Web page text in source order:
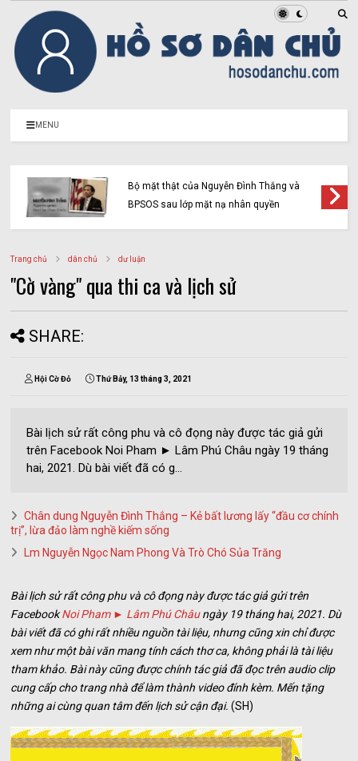
MENU
Bộ mặt thật của Nguyễn Đình Thắng và
BPSOS sau lớp mặt nạ nhân quyền
Trang chủ dân chủ dư luận
"Cờ vàng" qua thi ca và lịch sử
SHARE:
Hội Cờ Đỏ Thứ Bảy, 13 tháng 3, 2021
Bài lịch sử rất công phu và cô đọng này được tác giả gửi
trên Facebook Noi Pham ► Lâm Phú Châu ngày 19 tháng
hai, 2021. Dù bài viết đã có g...
Chân dung Nguyễn Đình Thắng – Kẻ bất lương lấy “đầu cơ chính
trị”, lừa đảo làm nghề kiếm sống
Lm Nguyễn Ngọc Nam Phong Và Trò Chó Sủa Trăng
Bài lịch sử rất công phu và cô đọng này được tác giả gửi trên
FacebookNoi Pham ► Lâm Phú Châungày 19 tháng hai, 2021. Dù
bài viết đã có ghi rất nhiều nguồn tài liệu, nhưng cũng xin chỉ được
xem như một bài văn mang tính cách thơ ca, không phải là tài liệu
tham khảo. Bài này cũng được chính tác giả đã đọc trên audio clip
cung cấp cho trang nhà để làm thành video đính kèm. Mến tặng
những ai cùng quan tâm đến lịch sử cận đại.(SH)